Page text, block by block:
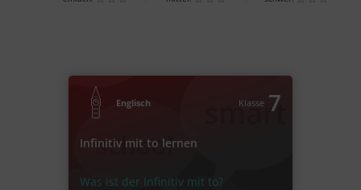
Englisch Klasse 7
Infinitiv mit to lernen
Was ist der Infinitiv mit to?